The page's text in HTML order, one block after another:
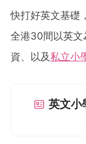
快打好英文基礎
全港30間以英文
資、以及私立小
英文小